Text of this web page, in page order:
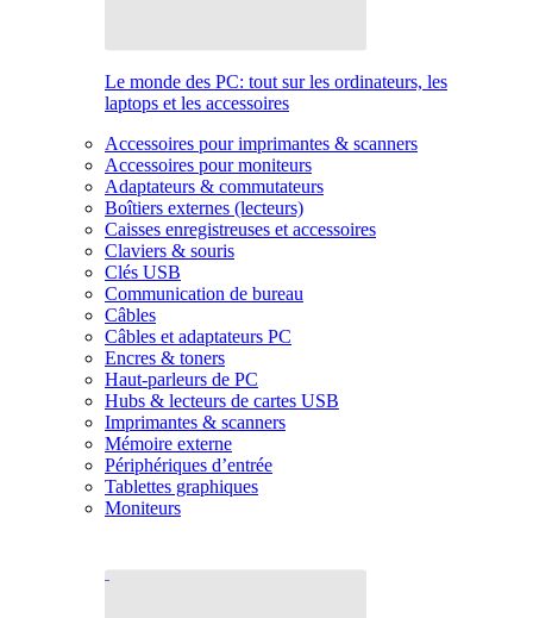
Le monde des PC: tout sur les ordinateurs, les
laptops et les accessoires
Accessoires pour imprimantes & scanners
Accessoires pour moniteurs
Adaptateurs & commutateurs
Boîtiers externes (lecteurs)
Caisses enregistreuses et accessoires
Claviers & souris
Clés USB
Communication de bureau
Câbles
Câbles et adaptateurs PC
Encres & toners
Haut-parleurs de PC
Hubs & lecteurs de cartes USB
Imprimantes & scanners
Mémoire externe
Périphériques d’entrée
Tablettes graphiques
Moniteurs